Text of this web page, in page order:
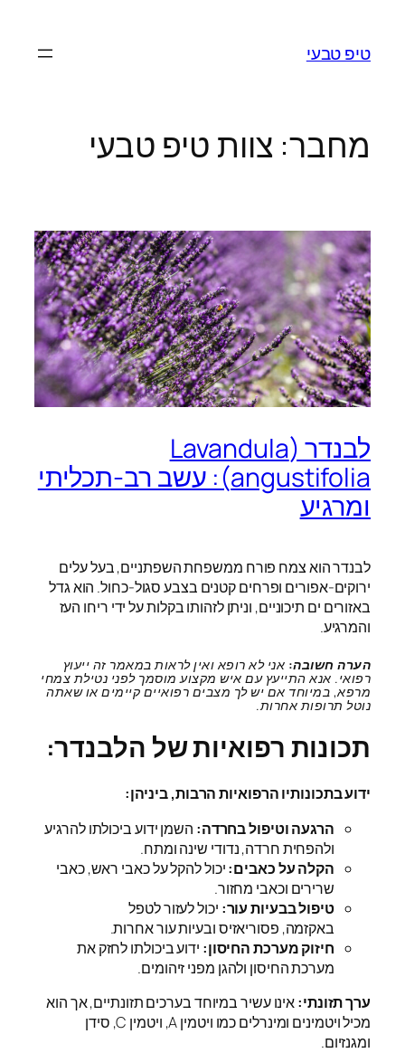
טיפ טבעי
מחבר: צוות טיפ טבעי
לבנדר (Lavandula
angustifolia): עשב רב-תכליתי
ומרגיע
לבנדר הוא צמח פורח ממשפחת השפתניים, בעל עלים
ירוקים-אפורים ופרחים קטנים בצבע סגול-כחול. הוא גדל
באזורים ים תיכוניים, וניתן לזהותו בקלות על ידי ריחו העז
והמרגיע.
הערה חשובה: אני לא רופא ואין לראות במאמר זה ייעוץ
רפואי. אנא התייעץ עם איש מקצוע מוסמך לפני נטילת צמחי
מרפא, במיוחד אם יש לך מצבים רפואיים קיימים או שאתה
נוטל תרופות אחרות.
תכונות רפואיות של הלבנדר:
ידוע בתכונותיו הרפואיות הרבות, ביניהן:
הרגעה וטיפול בחרדה: השמן ידוע ביכולתו להרגיע
ולהפחית חרדה, נדודי שינה ומתח.
הקלה על כאבים:יכול להקל על כאבי ראש, כאבי
שרירים וכאבי מחזור.
טיפול בבעיות עור: יכול לעזור לטפל
באקזמה, פסוריאזיס ובעיות עור אחרות.
חיזוק מערכת החיסון: ידוע ביכולתו לחזק את
מערכת החיסון ולהגן מפני זיהומים.
ערך תזונתי:אינו עשיר במיוחד בערכים תזונתיים, אך הוא
מכיל ויטמינים ומינרלים כמו ויטמין A, ויטמין C, סידן
ומגנזיום.